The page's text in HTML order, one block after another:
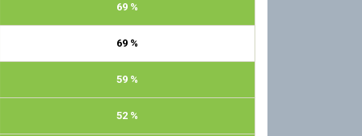
69 %
69 %
59 %
52 %